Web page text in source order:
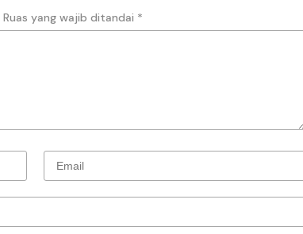
Ruas yang wajib ditandai *